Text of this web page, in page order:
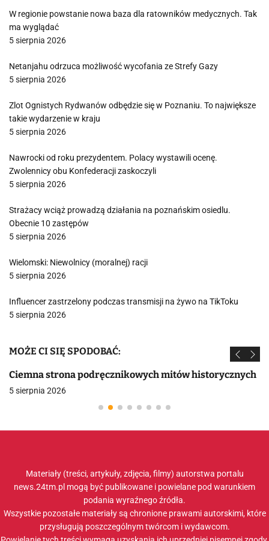
W regionie powstanie nowa baza dla ratowników medycznych. Tak
ma wyglądać
5 sierpnia 2026
Netanjahu odrzuca możliwość wycofania ze Strefy Gazy
5 sierpnia 2026
Zlot Ognistych Rydwanów odbędzie się w Poznaniu. To największe
takie wydarzenie w kraju
5 sierpnia 2026
Nawrocki od roku prezydentem. Polacy wystawili ocenę.
Zwolennicy obu Konfederacji zaskoczyli
5 sierpnia 2026
Strażacy wciąż prowadzą działania na poznańskim osiedlu.
Obecnie 10 zastępów
5 sierpnia 2026
Wielomski: Niewolnicy (moralnej) racji
5 sierpnia 2026
Influencer zastrzelony podczas transmisji na żywo na TikToku
5 sierpnia 2026
MOŻE CI SIĘ SPODOBAĆ:
Ciemna strona podręcznikowych mitów historycznych
5 sierpnia 2026
Materiały (treści, artykuły, zdjęcia, filmy) autorstwa portalu
news.24tm.pl mogą być publikowane i powielane pod warunkiem
podania wyraźnego źródła.
Wszystkie pozostałe materiały są chronione prawami autorskimi, które
przysługują poszczególnym twórcom i wydawcom.